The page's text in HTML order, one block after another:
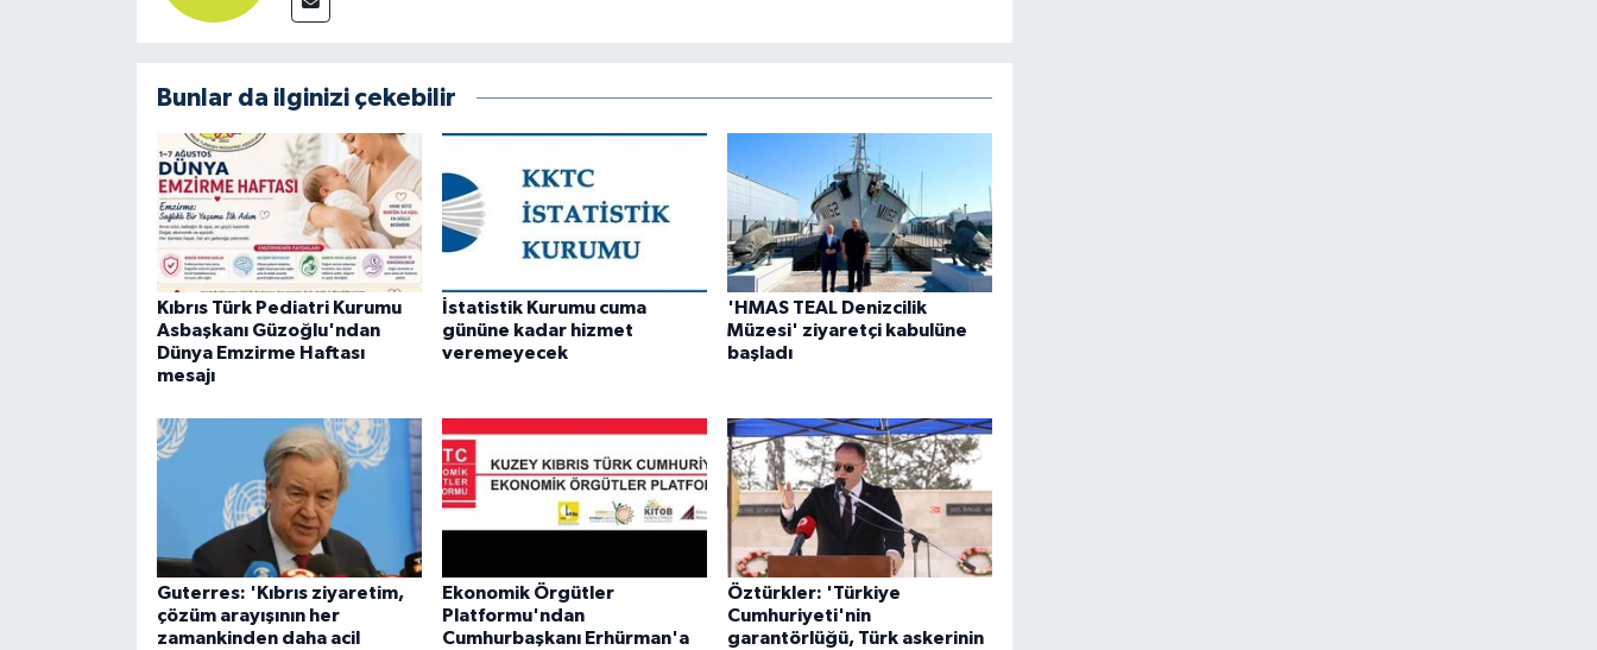
Bunlar da ilginizi çekebilir
Kıbrıs Türk Pediatri Kurumu
Asbaşkanı Güzoğlu'ndan
Dünya Emzirme Haftası
mesajı
İstatistik Kurumu cuma
gününe kadar hizmet
veremeyecek
'HMAS TEAL Denizcilik
Müzesi' ziyaretçi kabulüne
başladı
Guterres: 'Kıbrıs ziyaretim,
çözüm arayışının her
zamankinden daha acil
Ekonomik Örgütler
Platformu'ndan
Cumhurbaşkanı Erhürman'a
Öztürkler: 'Türkiye
Cumhuriyeti'nin
garantörlüğü, Türk askerinin